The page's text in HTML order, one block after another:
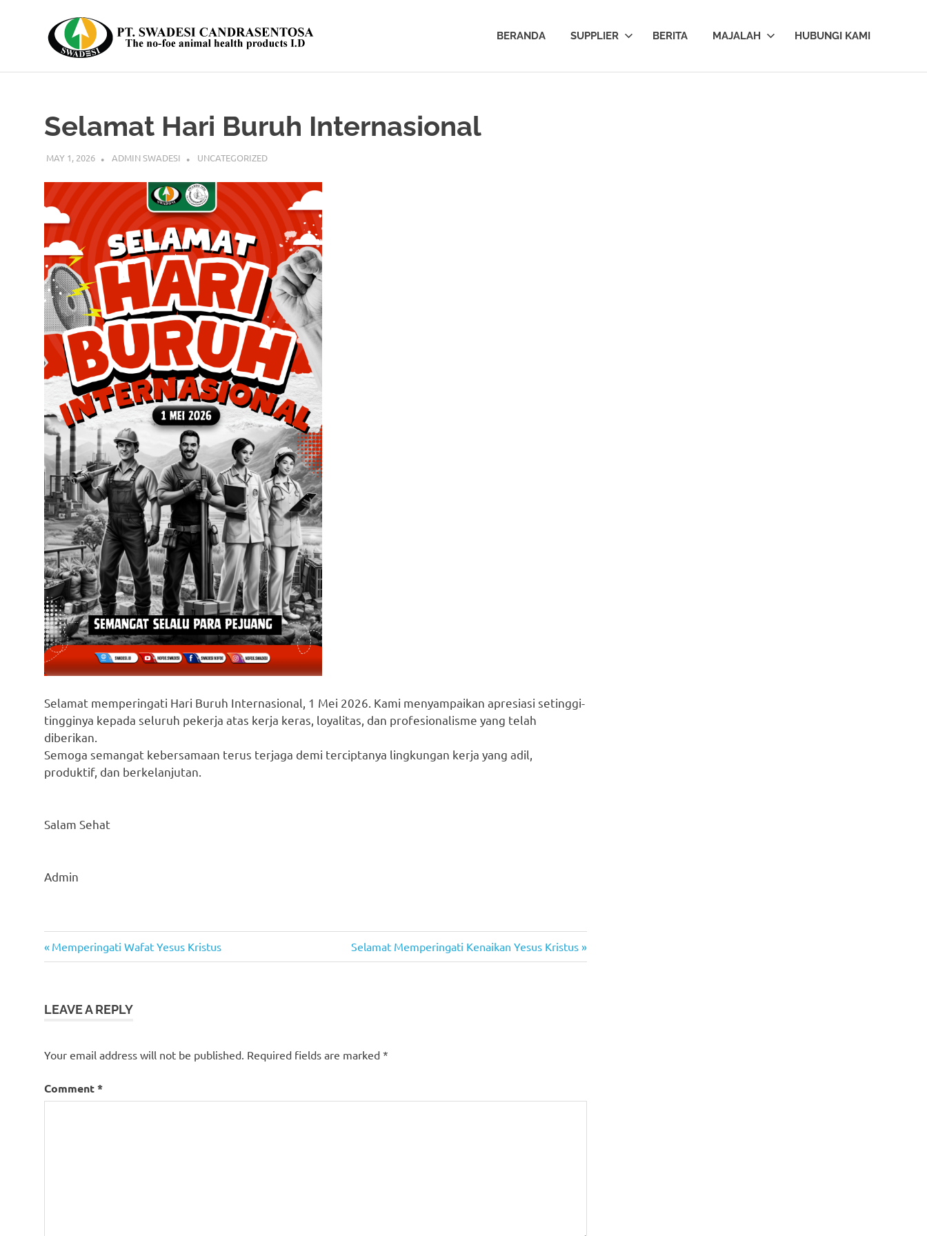
health
products
I.D
BERANDA SUPPLIER BERITA MAJALAH HUBUNGI KAMI
Selamat Hari Buruh Internasional
MAY 1, 2026 ADMIN SWADESI UNCATEGORIZED
Selamat memperingati Hari Buruh Internasional, 1 Mei 2026. Kami menyampaikan apresiasi setinggi-
tingginya kepada seluruh pekerja atas kerja keras, loyalitas, dan profesionalisme yang telah
diberikan.
Semoga semangat kebersamaan terus terjaga demi terciptanya lingkungan kerja yang adil,
produktif, dan berkelanjutan.
Salam Sehat
Admin
#haribesar
#hariburuh
Post
Previous
Post:
Memperingati Wafat Yesus Kristus
Next
Post:
Selamat Memperingati Kenaikan Yesus Kristus
LEAVE A REPLY
Your email address will not be published. Required fields are marked *
Comment*